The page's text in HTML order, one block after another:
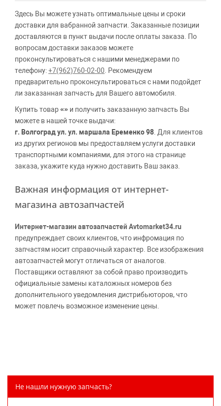
Здесь Вы можете узнать оптимальные цены и сроки
доставки для вабранной запчасти. Заказанные позиции
доставляются в пункт выдачи после оплаты заказа. По
вопросам доставки заказов можете
проконсультироваться с нашими менеджерами по
телефону:+7(962)760-02-00 . Рекомендуем
предварительно проконсультироваться с нами подойдет
ли заказанная запчасть для Вашего автомобиля.
Купить товар«» и получить заказанную запчасть Вы
можете в нашей точке выдачи:
г. Волгоград ул. ул. маршала Еременко 98 . Для клиентов
из других регионов мы предоставляем услуги доставки
транспортными компаниями, для этого на странице
заказа, укажите куда нужно доставить Ваш заказ.
Важная информация от интернет-
магазина автозапчастей
Интернет-магазин автозапчастей Avtomarket34.ru
предупреждает своих клиентов, что инфромация по
запчастям носит справочный характер. Все изображения
автозапчастей могут отличаться от аналогов.
Поставщики оставляют за собой право производить
официальные замены каталожных номеров без
дополнительного уведомления дистрибьюторов, что
может повлечь возможное изменение цены.
предлагаемых к продаже запасных частей для
Не нашли нужную запчасть?